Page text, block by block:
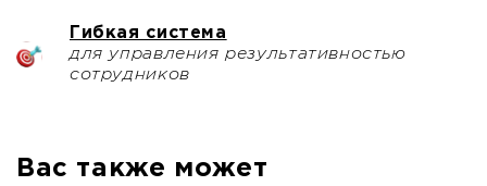
Гибкая система
для управления результативностью
сотрудников
Вас также может